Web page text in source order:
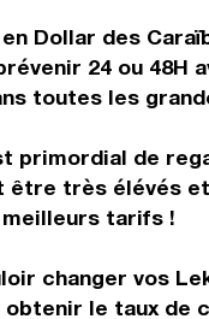
Dollar des
24 ou 48H
toutes les
primordial de
être très élévés
tarifs !
changer vos
obtenir le taux de